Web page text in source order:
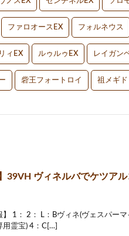
ファロオースEX フォルネウス
ィEX ルゥルゥEX レイガン
砦王フォートロイ 祖メギド
39VH ヴィネルバでケツア
】 1： 2： L：Bヴィネ(ヴェスパー
霊宝) 4：C[…]